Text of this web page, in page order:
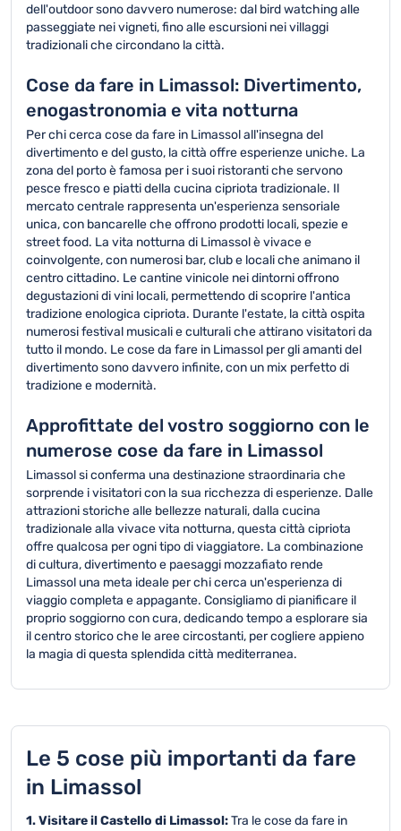
dell'outdoor sono davvero numerose: dal bird watching alle
passeggiate nei vigneti, fino alle escursioni nei villaggi
tradizionali che circondano la città.
Cose da fare in Limassol: Divertimento,
enogastronomia e vita notturna
Per chi cerca cose da fare in Limassol all'insegna del
divertimento e del gusto, la città offre esperienze uniche. La
zona del porto è famosa per i suoi ristoranti che servono
pesce fresco e piatti della cucina cipriota tradizionale. Il
mercato centrale rappresenta un'esperienza sensoriale
unica, con bancarelle che offrono prodotti locali, spezie e
street food. La vita notturna di Limassol è vivace e
coinvolgente, con numerosi bar, club e locali che animano il
centro cittadino. Le cantine vinicole nei dintorni offrono
degustazioni di vini locali, permettendo di scoprire l'antica
tradizione enologica cipriota. Durante l'estate, la città ospita
numerosi festival musicali e culturali che attirano visitatori da
tutto il mondo. Le cose da fare in Limassol per gli amanti del
divertimento sono davvero infinite, con un mix perfetto di
tradizione e modernità.
Approfittate del vostro soggiorno con le
numerose cose da fare in Limassol
Limassol si conferma una destinazione straordinaria che
sorprende i visitatori con la sua ricchezza di esperienze. Dalle
attrazioni storiche alle bellezze naturali, dalla cucina
tradizionale alla vivace vita notturna, questa città cipriota
offre qualcosa per ogni tipo di viaggiatore. La combinazione
di cultura, divertimento e paesaggi mozzafiato rende
Limassol una meta ideale per chi cerca un'esperienza di
viaggio completa e appagante. Consigliamo di pianificare il
proprio soggiorno con cura, dedicando tempo a esplorare sia
il centro storico che le aree circostanti, per cogliere appieno
la magia di questa splendida città mediterranea.
Le 5 cose più importanti da fare
in Limassol
1. Visitare il Castello di Limassol:Tra le cose da fare in